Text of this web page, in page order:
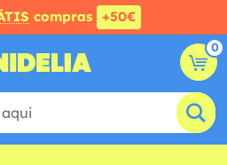
compras +50€
0